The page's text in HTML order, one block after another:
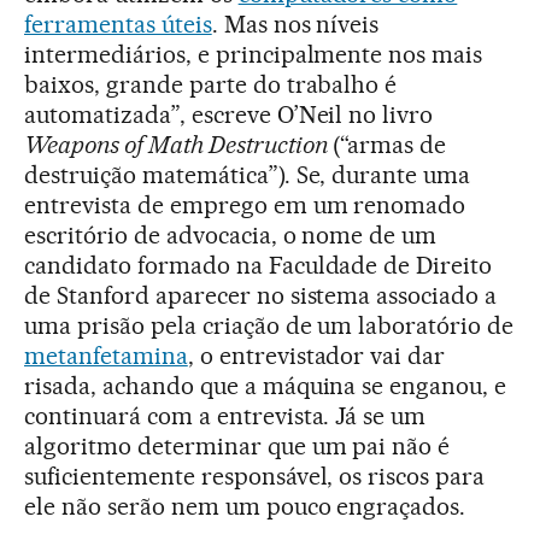
ferramentas úteis. Mas nos níveis
intermediários, e principalmente nos mais
baixos, grande parte do trabalho é
automatizada”, escreve O’Neil no livro
Weapons of Math Destruction(“armas de
destruição matemática”). Se, durante uma
entrevista de emprego em um renomado
escritório de advocacia, o nome de um
candidato formado na Faculdade de Direito
de Stanford aparecer no sistema associado a
uma prisão pela criação de um laboratório de
metanfetamina, o entrevistador vai dar
risada, achando que a máquina se enganou, e
continuará com a entrevista. Já se um
algoritmo determinar que um pai não é
suficientemente responsável, os riscos para
ele não serão nem um pouco engraçados.